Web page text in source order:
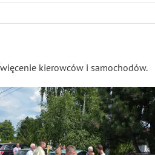
kierowców i samochodów.